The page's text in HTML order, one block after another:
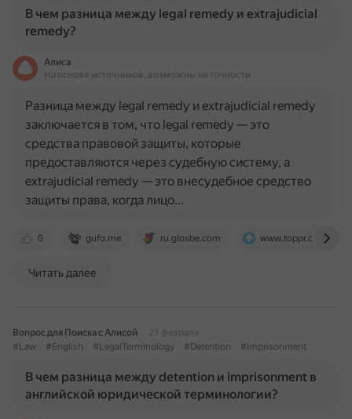
В чем разница между legal remedy и extrajudicial
remedy?
Алиса
На основе источников, возможны неточности
0 gufo.me ru.glosbe.com www.toppr.com
Разница между legal remedy и extrajudicial remedy
заключается в том, что legal remedy — это
средства правовой защиты, которые
предоставляются через судебную систему, а
extrajudicial remedy — это внесудебное средство
защиты права, когда лицо…
Читать далее
Вопрос для Поиска с Алисой
21 февраля
#Law
#English #LegalTerminology #Detention #Imprisonment
В чем разница между detention и imprisonment в
английской юридической терминологии?